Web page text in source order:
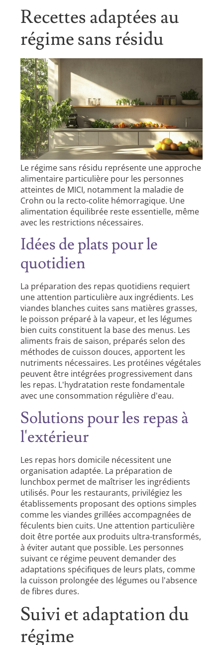
Recettes adaptées au
régime sans résidu
Le régime sans résidu représente une approche
alimentaire particulière pour les personnes
atteintes de MICI, notamment la maladie de
Crohn ou la recto-colite hémorragique. Une
alimentation équilibrée reste essentielle, même
avec les restrictions nécessaires.
Idées de plats pour le
quotidien
La préparation des repas quotidiens requiert
une attention particulière aux ingrédients. Les
viandes blanches cuites sans matières grasses,
le poisson préparé à la vapeur, et les légumes
bien cuits constituent la base des menus. Les
aliments frais de saison, préparés selon des
méthodes de cuisson douces, apportent les
nutriments nécessaires. Les protéines végétales
peuvent être intégrées progressivement dans
les repas. L'hydratation reste fondamentale
avec une consommation régulière d'eau.
Solutions pour les repas à
l'extérieur
Les repas hors domicile nécessitent une
organisation adaptée. La préparation de
lunchbox permet de maîtriser les ingrédients
utilisés. Pour les restaurants, privilégiez les
établissements proposant des options simples
comme les viandes grillées accompagnées de
féculents bien cuits. Une attention particulière
doit être portée aux produits ultra-transformés,
à éviter autant que possible. Les personnes
suivant ce régime peuvent demander des
adaptations spécifiques de leurs plats, comme
la cuisson prolongée des légumes ou l'absence
de fibres dures.
Suivi et adaptation du
régime